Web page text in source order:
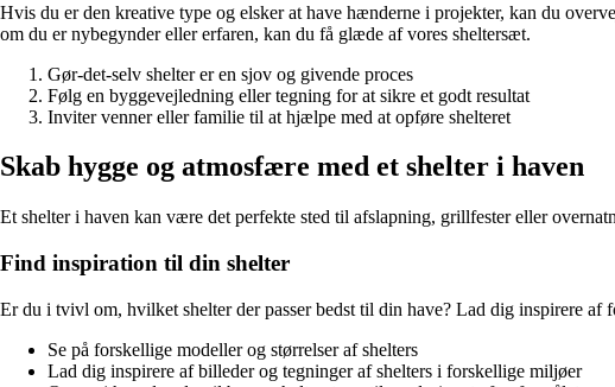
Hvis du er den kreative type og elsker at have hænderne i projekter, kan du
om du er nybegynder eller erfaren, kan du få glæde af vores sheltersæt.
Gør-det-selv shelter er en sjov og givende proces
Følg en byggevejledning eller tegning for at sikre et godt resultat
Inviter venner eller familie til at hjælpe med at opføre shelteret
Skab hygge og atmosfære med et shelter i haven
Et shelter i haven kan være det perfekte sted til afslapning, grillfester eller
Find inspiration til din shelter
Er du i tvivl om, hvilket shelter der passer bedst til din have? Lad dig inspirere
Se på forskellige modeller og størrelser af shelters
Lad dig inspirere af billeder og tegninger af shelters i forskellige miljøer